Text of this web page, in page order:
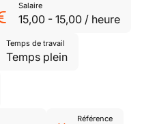
Salaire
15,00 - 15,00 / heure
Temps de travail
Temps plein
Référence